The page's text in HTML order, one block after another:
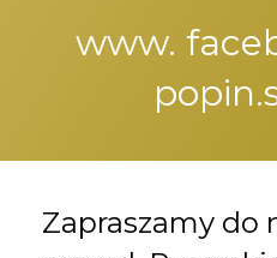
www.
Zapraszamy do